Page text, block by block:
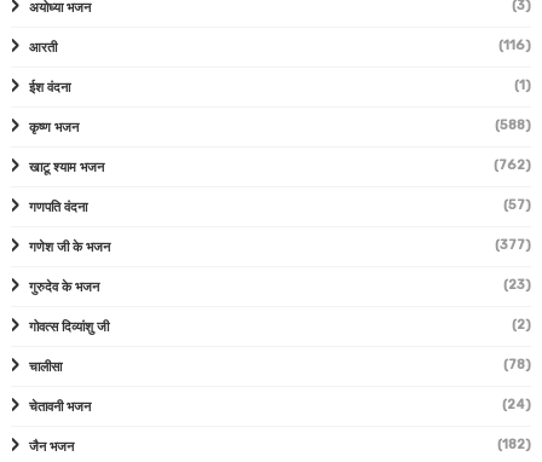
अयोध्या भजन (3)
आरती (116)
ईश वंदना (1)
कृष्ण भजन (588)
खाटू श्याम भजन (762)
गणपति वंदना (57)
गणेश जी के भजन (377)
गुरुदेव के भजन (23)
गोवत्स दिव्यांशु जी (2)
चालीसा (78)
चेतावनी भजन (24)
जैन भजन (182)